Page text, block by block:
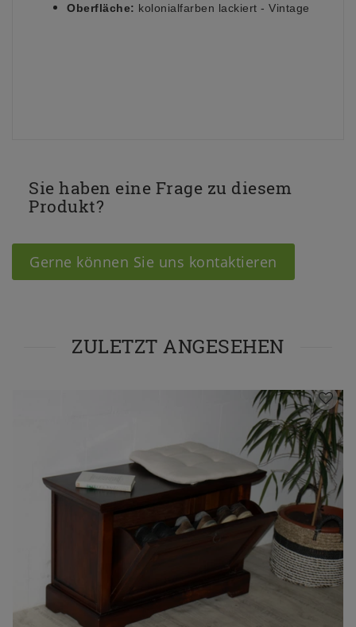
Oberfläche: kolonialfarben lackiert - Vintage
Sie haben eine Frage zu diesem
Produkt?
Gerne können Sie uns kontaktieren
ZULETZT ANGESEHEN